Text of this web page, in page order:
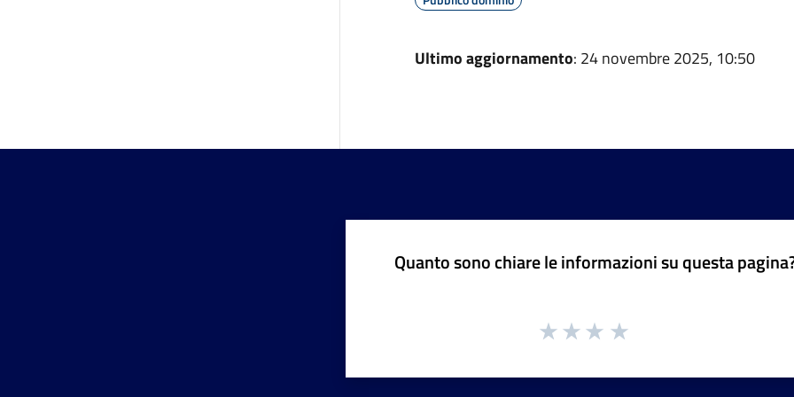
Ultimo aggiornamento: 24 novembre 2025, 10:50
Quanto sono chiare le informazioni su questa